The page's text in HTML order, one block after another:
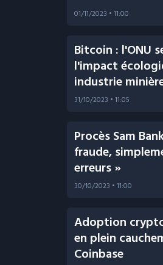
01/11/2023 • 11:00
Bitcoin : l'ONU
l'impact
industrie
31/10/2023 • 11:05
Procès Sam
fraude,
erreurs »
30/10/2023 • 11:00
Adoption
en plein
Coinbase